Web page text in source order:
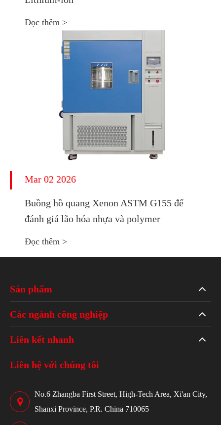
Đọc thêm >
Mar 02 2026
Buồng hồ quang Xenon ASTM G155 để
đánh giá lão hóa nhựa và polymer
Đọc thêm >
Sản phẩm
Các ngành công nghiệp
Liên kết nhanh
Liên hệ với chúng tôi
No.6 Zhangba First Street, High-Tech Area, Xi'an City,
Shanxi Province, P.R. China 710065